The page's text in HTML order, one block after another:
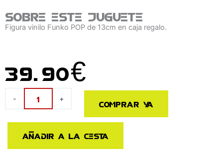
Sobre este juguete
Figura vinilo Funko POP de 13cm en caja regalo.
39.90€
-
Jurassic
+ Comprar ya
Añadir a la cesta